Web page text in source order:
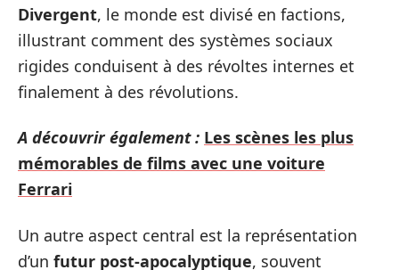
Divergent, le monde est divisé en factions,
illustrant comment des systèmes sociaux
rigides conduisent à des révoltes internes et
finalement à des révolutions.
A découvrir également : Les scènes les plus
mémorables de films avec une voiture
Ferrari
Un autre aspect central est la représentation
d’un futur post-apocalyptique, souvent